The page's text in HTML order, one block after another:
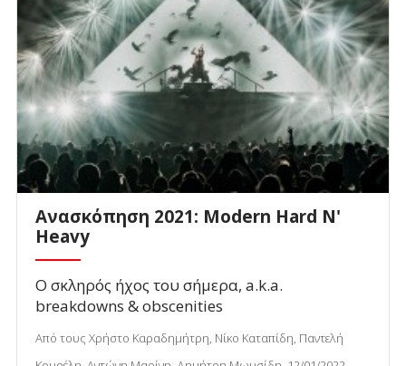
Ανασκόπηση 2021: Modern Hard N'
Heavy
Ο σκληρός ήχος του σήμερα, a.k.a.
breakdowns & obscenities
Από τους Χρήστο Καραδημήτρη, Νίκο Καταπίδη, Παντελή